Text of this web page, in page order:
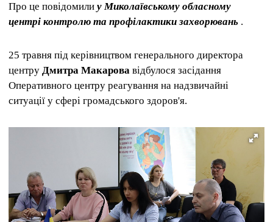
Про це повідомили у Миколаївському обласному
центрі контролю та профілактики захворювань .
25 травня під керівництвом генерального директора
центру Дмитра Макарова відбулося засідання
Оперативного центру реагування на надзвичайні
ситуації у сфері громадського здоров'я.